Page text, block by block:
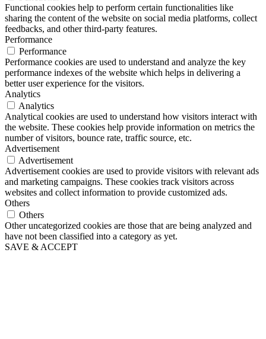
Functional cookies help to perform certain functionalities like
sharing the content of the website on social media platforms, collect
feedbacks, and other third-party features.
Performance
Performance
Performance cookies are used to understand and analyze the key
performance indexes of the website which helps in delivering a
better user experience for the visitors.
Analytics
Analytics
Analytical cookies are used to understand how visitors interact with
the website. These cookies help provide information on metrics the
number of visitors, bounce rate, traffic source, etc.
Advertisement
Advertisement
Advertisement cookies are used to provide visitors with relevant ads
and marketing campaigns. These cookies track visitors across
websites and collect information to provide customized ads.
Others
Others
Other uncategorized cookies are those that are being analyzed and
have not been classified into a category as yet.
SAVE & ACCEPT